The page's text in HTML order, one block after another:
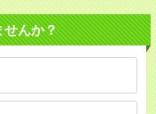
せんか？